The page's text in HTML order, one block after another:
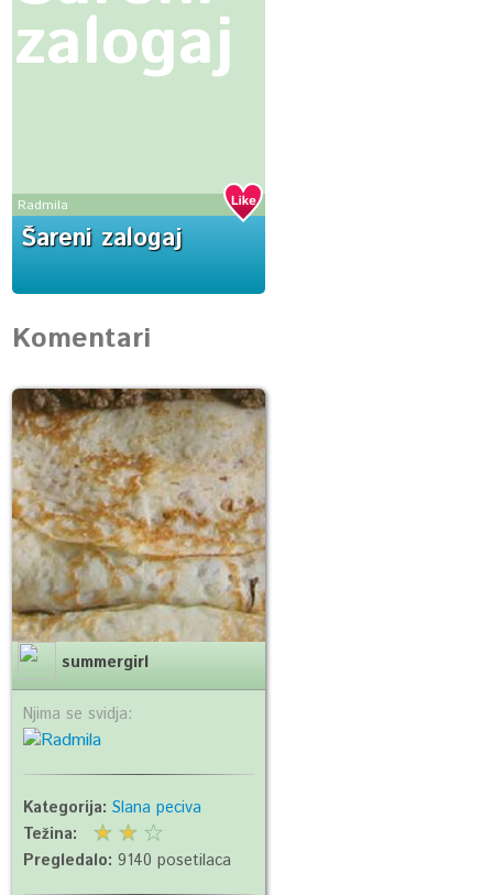
zalogaj
Radmila
Šareni zalogaj
Komentari
summergirl
Njima se svidja:
Kategorija:Slana peciva
Težina:
Pregledalo: 9140 posetilaca